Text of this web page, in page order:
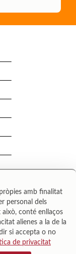
73. 08018 Barcelona. Tel:
amb finalitat
personal dels
això, conté enllaços
alienes a la de la
si accepta o no
de privacitat